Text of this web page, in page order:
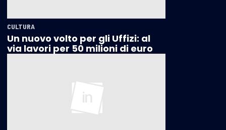
CULTURA
Un nuovo volto per gli Uffizi: al
via lavori per 50 milioni di euro